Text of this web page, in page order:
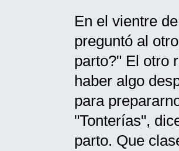
En el vientre
preguntó al
parto?" El otro
haber algo
para
"Tonterías",
parto. Que